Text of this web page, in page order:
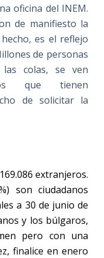
oficina del INEM.
de manifiesto la
es el reflejo
de personas
colas, se ven
que tienen
de solicitar la
extranjeros.
son ciudadanos
a 30 de junio de
y los búlgaros,
pero con una
finalice en enero